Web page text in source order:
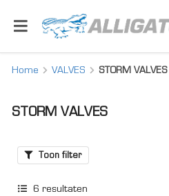
Home VALVES STORM VALVES
STORM VALVES
Toon filter
6 resultaten